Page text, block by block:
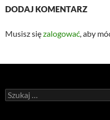
DODAJ KOMENTARZ
Musisz sięzalogować, aby
Szukaj: